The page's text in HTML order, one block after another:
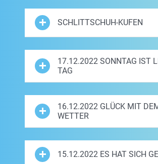
SCHLITTSCHUH-KUFEN
17.12.2022 SONNTAG IST
TAG
16.12.2022 GLÜCK MIT
WETTER
15.12.2022 ES HAT SICH